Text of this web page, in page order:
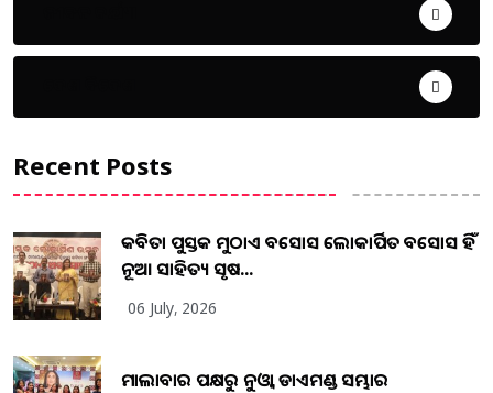
Recent Posts
କବିତା ପୁସ୍ତକ ମୁଠାଏ ଅବସୋସ ଲୋକାର୍ପିତ ଅବସୋସ ହିଁ
ନୂଆ ସାହିତ୍ୟ ସୃଷ...
06 July, 2026
ମାଲାବାର ପକ୍ଷରୁ ନୁଓ୍ବା ଡାଏମଣ୍ଡ ସମ୍ଭାର